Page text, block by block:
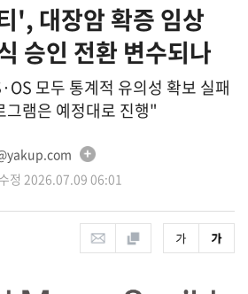
', 대장암 확증 임상
승인 전환 변수되나
모두 통계적 유의성 확보 실패
램은 예정대로 진행"
정 2026.07.09 06:01